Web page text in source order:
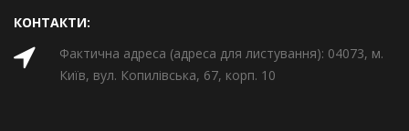
КОНТАКТИ:
Фактична адреса (адреса для листування): 04073, м.
Київ, вул. Копилівська, 67, корп. 10